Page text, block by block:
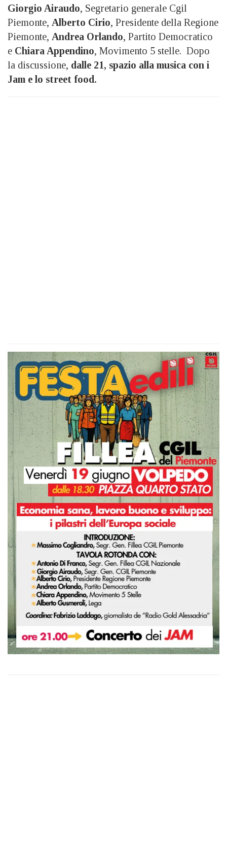
Giorgio Airaudo, Segretario generale Cgil
Piemonte, Alberto Cirio, Presidente della Regione
Piemonte, Andrea Orlando, Partito Democratico
e Chiara Appendino, Movimento 5 stelle. Dopo
la discussione, dalle 21, spazio alla musica con i
Jam e lo street food.